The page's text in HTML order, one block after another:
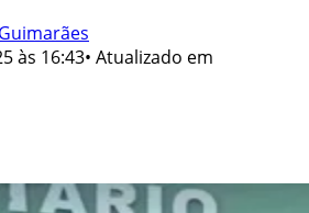
às 16:43• Atualizado em